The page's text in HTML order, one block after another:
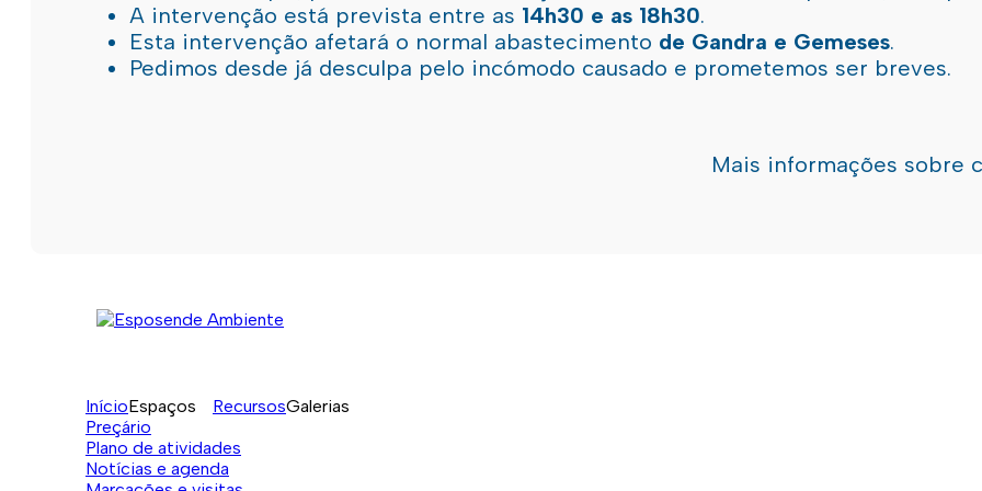
A intervenção está prevista entre as 14h30 e as 18h30.
Esta intervenção afetará o normal abastecimento de Gandra e Gemeses.
Pedimos desde já desculpa pelo incómodo causado e prometemos ser breves.
Mais informações sobre
InícioEspaços RecursosGalerias
Preçário
Plano de atividades
Notícias e agenda